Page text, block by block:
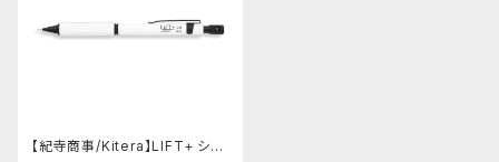
【紀寺商事/Kitera】LIFT+ シャ